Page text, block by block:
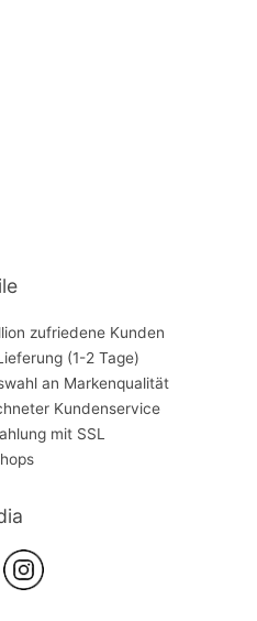
zufriedene Kunden
(1-2 Tage)
an Markenqualität
Kundenservice
mit SSL